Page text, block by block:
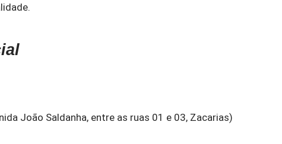
João Saldanha, entre as ruas 01 e 03, Zacarias)